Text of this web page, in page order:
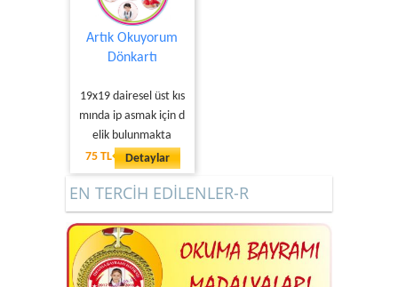
Artık Okuyorum
Dönkartı
19x19 dairesel üst kıs
mında ip asmak için d
elik bulunmakta
75 TL
Detaylar
EN TERCİH EDİLENLER-R